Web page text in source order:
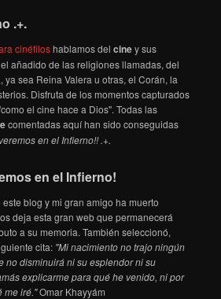
.+.
cinéfiloshablamos delciney sus
añadido de las religiones llamadas, del
ya sea Reina Valera u otras, el Corán, la
Disfruta de los momentos capturados
el cine hace a Dios". Todas las
comentadas aquí han sido conseguidas
en el Infierno!! .+.
en el Infierno!
blog y mi gran amigo ha muerto
deja esta gran web que permanecerá
a su memoria. También seleccionó,
cita: "Mi nacimiento no trajo ningún
no disminuirá ni su esplendor ni su
explicarme para qué he venido, ni por
me iré."Omar Khayyám